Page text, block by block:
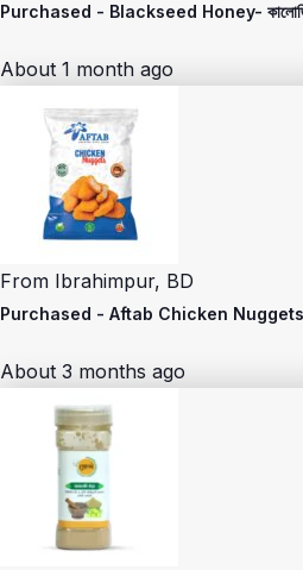
Purchased - Blackseed Honey-
About 1 month ago
From Ibrahimpur, BD
Purchased - Aftab Chicken Nuggets
About 3 months ago